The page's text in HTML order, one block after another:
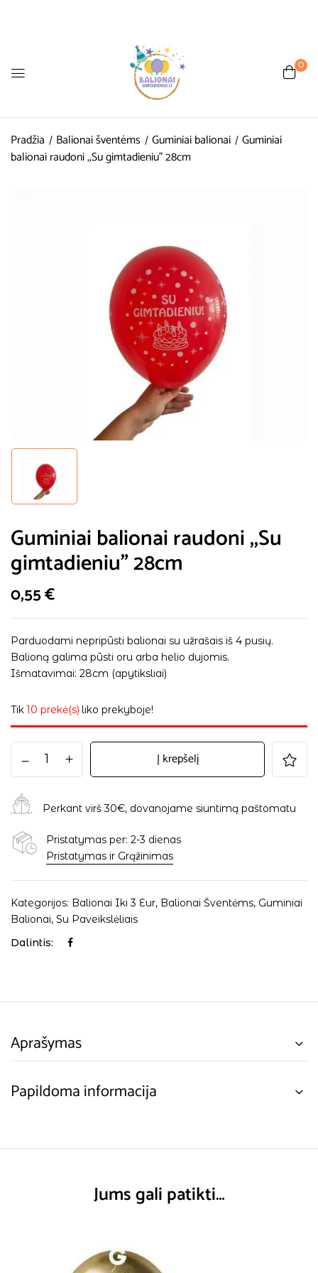
0
Pradžia Balionai šventėms Guminiai balionai Guminiai
balionai raudoni ,,Su gimtadieniu” 28cm
Guminiai balionai raudoni ,,Su
gimtadieniu” 28cm
0,55€
Parduodami nepripūsti balionai su užrašais iš 4 pusių.
Balioną galima pūsti oru arba helio dujomis.
Išmatavimai: 28cm (apytiksliai)
Tik10 prekė(s) liko prekyboje!
Į krepšelį
Perkant virš 30€, dovanojame siuntimą paštomatu
Pristatymas per: 2-3 dienas
Pristatymas ir Grąžinimas
Kategorijos: Balionai Iki 3 Eur, Balionai Šventėms, Guminiai
Balionai, Su Paveikslėliais
Dalintis:
Aprašymas
Papildoma informacija
Jums gali patikti…